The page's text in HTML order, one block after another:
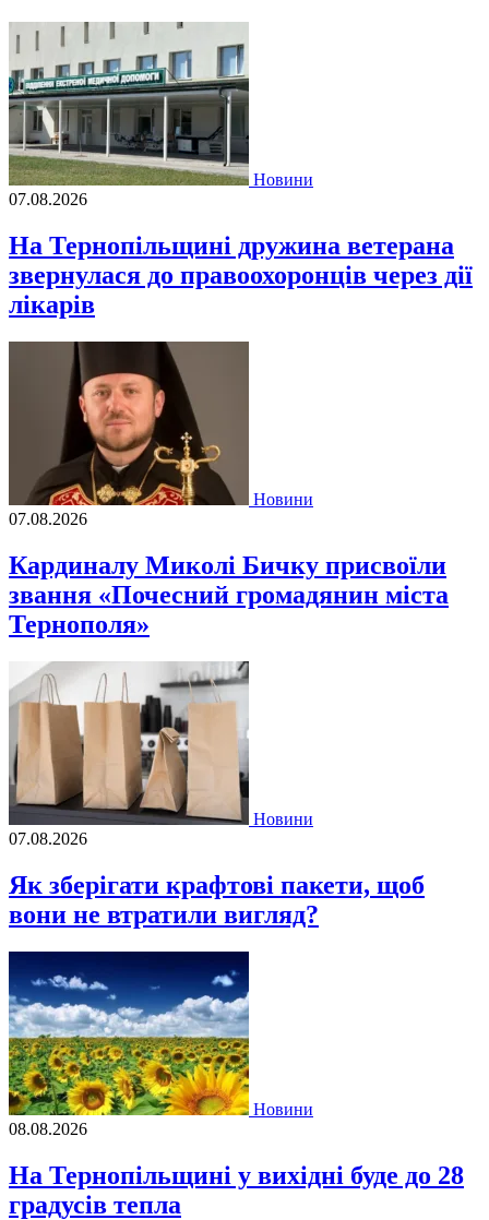
Новини
07.08.2026
На Тернопільщині дружина ветерана
звернулася до правоохоронців через дії
лікарів
Новини
07.08.2026
Кардиналу Миколі Бичку присвоїли
звання «Почесний громадянин міста
Тернополя»
Новини
07.08.2026
Як зберігати крафтові пакети, щоб
вони не втратили вигляд?
Новини
08.08.2026
На Тернопільщині у вихідні буде до 28
градусів тепла